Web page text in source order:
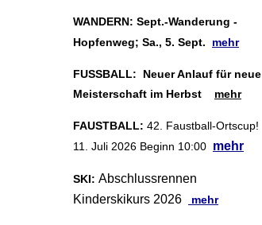
WANDERN: Sept.-Wanderung -
Hopfenweg; Sa., 5. Sept. mehr
FUSSBALL:
Neuer Anlauf für neue
Meisterschaft im Herbst
mehr
FAUSTBALL: 42. Faustball-Ortscup!
11. Juli 2026 Beginn 10:00 mehr
SKI: Abschlussrennen
Kinderskikurs 2026
mehr